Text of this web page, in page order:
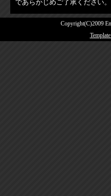
であらかじめご了承ください。
Copyright(C)2009